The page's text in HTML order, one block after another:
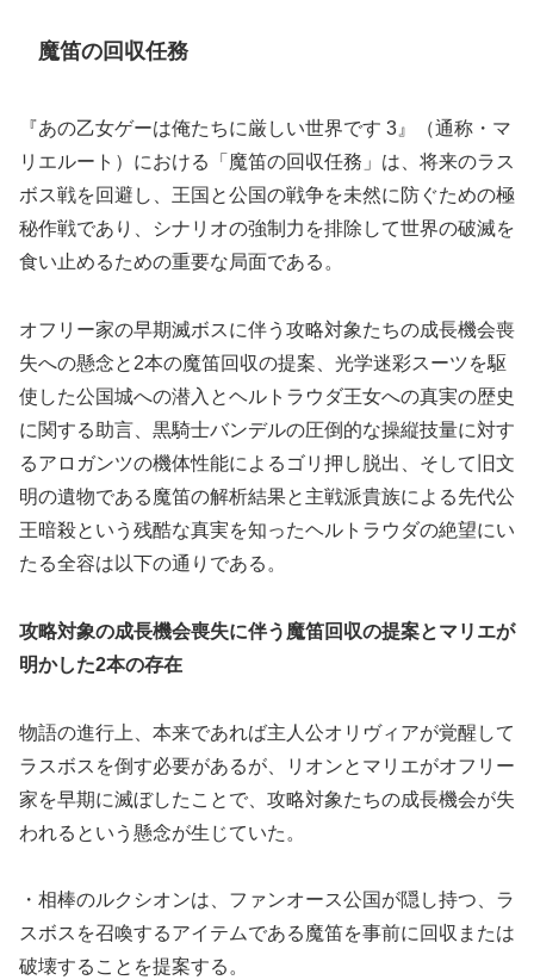
魔笛の回収任務
『あの乙女ゲーは俺たちに厳しい世界です 3』（通称・マ
リエルート）における「魔笛の回収任務」は、将来のラス
ボス戦を回避し、王国と公国の戦争を未然に防ぐための極
秘作戦であり、シナリオの強制力を排除して世界の破滅を
食い止めるための重要な局面である。
オフリー家の早期滅ボスに伴う攻略対象たちの成長機会喪
失への懸念と2本の魔笛回収の提案、光学迷彩スーツを駆
使した公国城への潜入とヘルトラウダ王女への真実の歴史
に関する助言、黒騎士バンデルの圧倒的な操縦技量に対す
るアロガンツの機体性能によるゴリ押し脱出、そして旧文
明の遺物である魔笛の解析結果と主戦派貴族による先代公
王暗殺という残酷な真実を知ったヘルトラウダの絶望にい
たる全容は以下の通りである。
攻略対象の成長機会喪失に伴う魔笛回収の提案とマリエが
明かした2本の存在
物語の進行上、本来であれば主人公オリヴィアが覚醒して
ラスボスを倒す必要があるが、リオンとマリエがオフリー
家を早期に滅ぼしたことで、攻略対象たちの成長機会が失
われるという懸念が生じていた。
・相棒のルクシオンは、ファンオース公国が隠し持つ、ラ
スボスを召喚するアイテムである魔笛を事前に回収または
破壊することを提案する。